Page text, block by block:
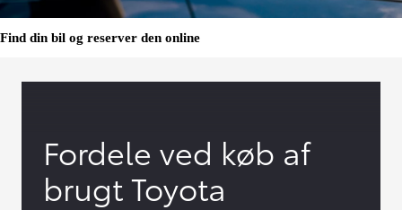
Find din bil og reserver den online
Fordele ved køb af
brugt Toyota